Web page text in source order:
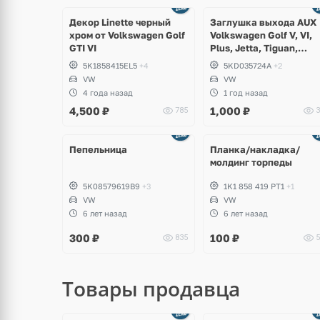
Декор Linette черный
хром от Volkswagen Golf
GTI VI
5K1858415EL5 +4
VW
4 года назад
4,500 ₽ 785
Заглушка выхода AUX
Volkswagen Golf V, VI,
Plus, Jetta, Tiguan,
Scirocco, Eos
5KD035724A +2
VW
1 год назад
1,000 ₽
Пепельница
5K08579619B9 +3
VW
6 лет назад
300 ₽ 835
Планка/накладка/
молдинг торпеды
1K1 858 419 PT1 +1
VW
6 лет назад
100 ₽
Товары продавца